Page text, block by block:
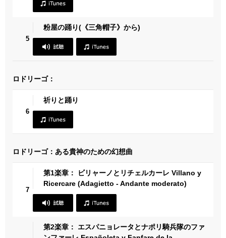
5
粉屋の踊り(《三角帽子》から)
ロドリーゴ：
6
祈りと踊り
ロドリーゴ：ある貴神のための幻想曲
7
第1楽章： ビリャーノとリチェルカーレ Villano y
Ricercare (Adagietto - Andante moderato)
第2楽章： エスパニョレータとナポリ騎兵隊のファ